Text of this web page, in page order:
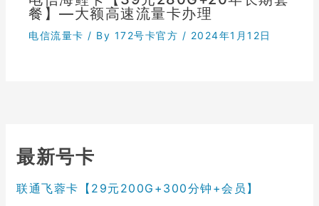
餐】—大额高速流量卡办理
电信流量卡 / By 172号卡官方 / 2024年1月12日
最新号卡
联通飞蓉卡【29元200G+300分钟+会员】